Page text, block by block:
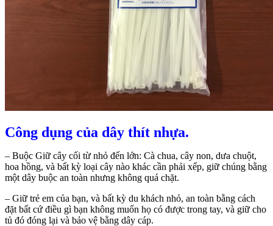
Công dụng của dây thít nhựa.
– Buộc Giữ cây cối từ nhỏ đến lớn: Cà chua, cây non, dưa chuột,
hoa hồng, và bất kỳ loại cây nào khác cần phải xếp, giữ chúng bằng
một dây buộc an toàn nhưng không quá chặt.
– Giữ trẻ em của bạn, và bất kỳ du khách nhỏ, an toàn bằng cách
đặt bất cứ điều gì bạn không muốn họ có được trong tay, và giữ cho
tủ đó đóng lại và bảo vệ bằng dây cáp.